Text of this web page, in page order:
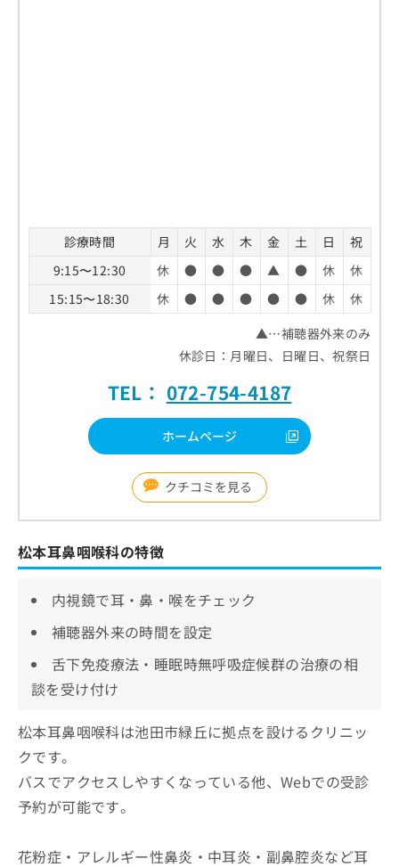
診療時間 月 火 水 木 金 土 日
祝
9:15〜12:30
休 ● ● ● ▲ ● 休
休
15:15〜18:30
休 ● ● ● ● ● 休
休
▲…補聴器外来のみ
休診日：月曜日、日曜日、祝祭日
TEL： 072-754-4187
ホームページ
クチコミを見る
松本耳鼻咽喉科の特徴
内視鏡で耳・鼻・喉をチェック
補聴器外来の時間を設定
舌下免疫療法・睡眠時無呼吸症候群の治療の相
談を受け付け
松本耳鼻咽喉科は池田市緑丘に拠点を設けるクリニッ
クです。
バスでアクセスしやすくなっている他、Webでの受診
予約が可能です。
花粉症・アレルギー性鼻炎・中耳炎・副鼻腔炎など耳